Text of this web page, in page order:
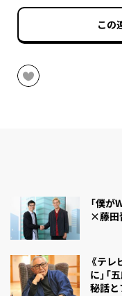
この
「僕
×藤田
《テレ
に」「
秘話と